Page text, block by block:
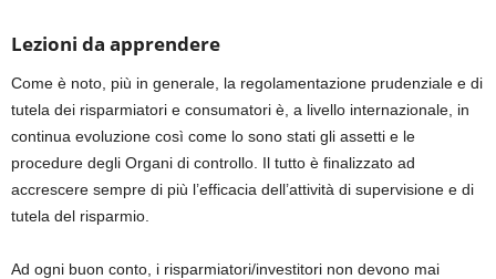
Lezioni da apprendere
Come è noto, più in generale, la regolamentazione prudenziale e di
tutela dei risparmiatori e consumatori è, a livello internazionale, in
continua evoluzione così come lo sono stati gli assetti e le
procedure degli Organi di controllo. Il tutto è finalizzato ad
accrescere sempre di più l’efficacia dell’attività di supervisione e di
tutela del risparmio.
Ad ogni buon conto, i risparmiatori/investitori non devono mai